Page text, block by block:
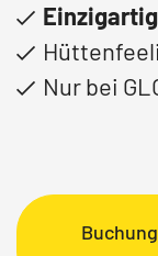
Nur bei
Buchung